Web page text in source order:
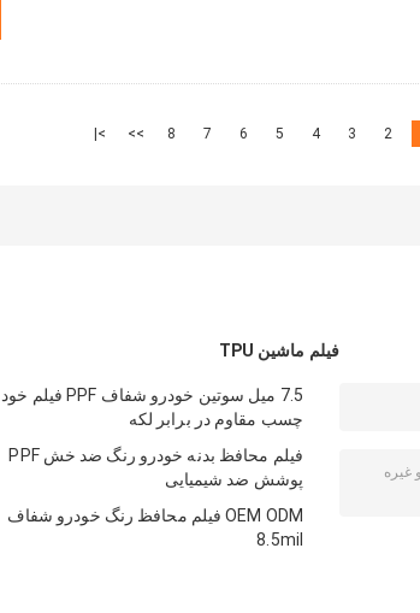
2
3
4
5
6
7
8
>>
>|
فیلم ماشین TPU
7.5 میل سوتین خودرو شفاف PPF فیلم خود
چسب مقاوم در برابر لکه
فیلم محافظ بدنه خودرو رنگ ضد خش PPF
پوشش ضد شیمیایی
OEM ODM فیلم محافظ رنگ خودرو شفاف
8.5mil